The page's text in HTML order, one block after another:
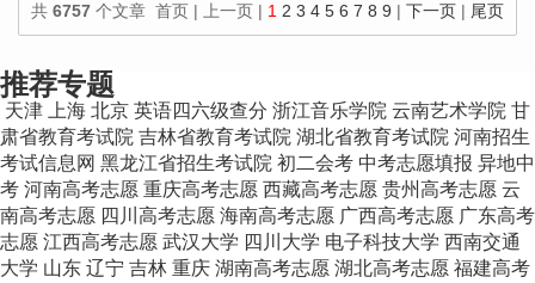
共 6757 个文章 首页 | 上一页 | 1 2 3 4 5 6 7 8 9 | 下一页 | 尾页
推荐专题
天津 上海 北京 英语四六级查分 浙江音乐学院 云南艺术学院 甘
肃省教育考试院 吉林省教育考试院 湖北省教育考试院 河南招生
考试信息网 黑龙江省招生考试院 初二会考 中考志愿填报 异地中
考 河南高考志愿 重庆高考志愿 西藏高考志愿 贵州高考志愿 云
南高考志愿 四川高考志愿 海南高考志愿 广西高考志愿 广东高考
志愿 江西高考志愿 武汉大学 四川大学 电子科技大学 西南交通
大学 山东 辽宁 吉林 重庆 湖南高考志愿 湖北高考志愿 福建高考